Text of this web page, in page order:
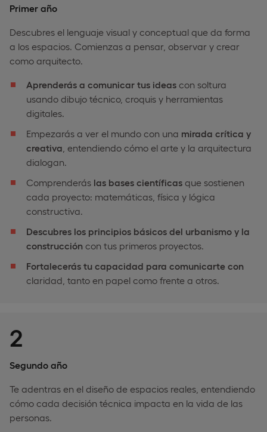
Primer año
Descubres el lenguaje visual y conceptual que da forma
a los espacios. Comienzas a pensar, observar y crear
como arquitecto.
Aprenderás a comunicar tus ideas con soltura
usando dibujo técnico, croquis y herramientas
digitales.
Empezarás a ver el mundo con una mirada crítica y
creativa , entendiendo cómo el arte y la arquitectura
dialogan.
Comprenderás las bases científicas que sostienen
cada proyecto: matemáticas, física y lógica
constructiva.
Descubres los principios básicos del urbanismo y la
construcción con tus primeros proyectos.
Fortalecerás tu capacidad para comunicarte con
claridad, tanto en papel como frente a otros.
2
Segundo año
Te adentras en el diseño de espacios reales, entendiendo
cómo cada decisión técnica impacta en la vida de las
personas.